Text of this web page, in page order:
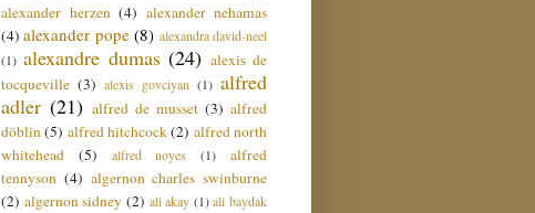
alexander herzen (4) alexander nehamas
(4) alexander pope (8) alexandra david-neel
(1) alexandre dumas (24) alexis de
tocqueville (3) alexis govciyan (1) alfred
adler (21) alfred de musset (3) alfred
döblin (5) alfred hitchcock(2) alfred north
whitehead
(5) alfred noyes (1)
alfred
tennyson (4) algernon charles swinburne
(2) algernon sidney (2) ali akay (1) ali baydak